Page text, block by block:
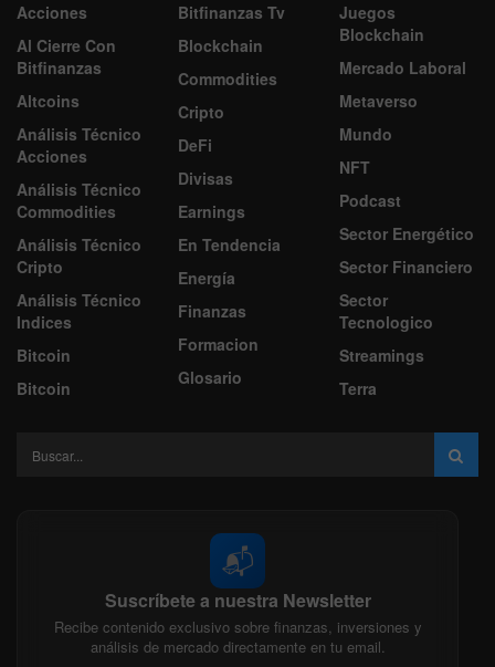
Acciones
Al Cierre Con
Bitfinanzas
Altcoins
Análisis Técnico
Acciones
Análisis Técnico
Commodities
Análisis Técnico
Cripto
Análisis Técnico
Indices
Bitcoin
Bitcoin
Bitfinanzas Tv
Blockchain
Commodities
Cripto
DeFi
Divisas
Earnings
En Tendencia
Energía
Finanzas
Formacion
Glosario
Juegos
Blockchain
Mercado Laboral
Metaverso
Mundo
NFT
Podcast
Sector Energético
Sector Financiero
Sector
Tecnologico
Streamings
Terra
📬
Suscríbete a nuestra Newsletter
Recibe contenido exclusivo sobre finanzas, inversiones y
análisis de mercado directamente en tu email.